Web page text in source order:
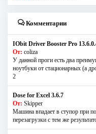
Комментарии
IObit Driver Booster Pro
От: coliza
У данной проги есть два
ноутбуки от стационарных (а
2
Dose for Excel 3.6.7
От: Skipper
Машина впадает в ступор при
перезагрузки с тем же